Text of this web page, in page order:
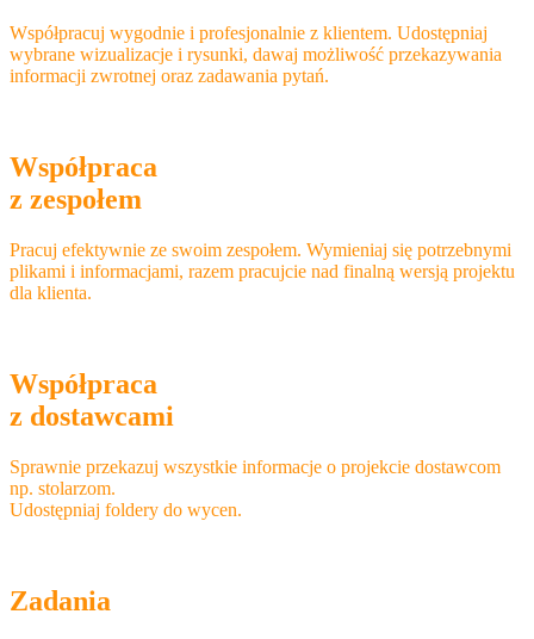
Współpracuj wygodnie i profesjonalnie z klientem. Udostępniaj
wybrane wizualizacje i rysunki, dawaj możliwość przekazywania
informacji zwrotnej oraz zadawania pytań.
Współpraca
z zespołem
Pracuj efektywnie ze swoim zespołem. Wymieniaj się potrzebnymi
plikami i informacjami, razem pracujcie nad finalną wersją projektu
dla klienta.
Współpraca
z dostawcami
Sprawnie przekazuj wszystkie informacje o projekcie dostawcom
np. stolarzom.
Udostępniaj foldery do wycen.
Zadania